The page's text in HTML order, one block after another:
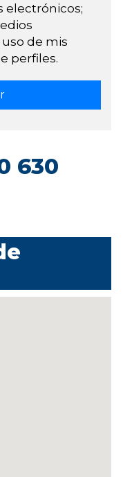
electrónicos;
de mis
perfiles.
630